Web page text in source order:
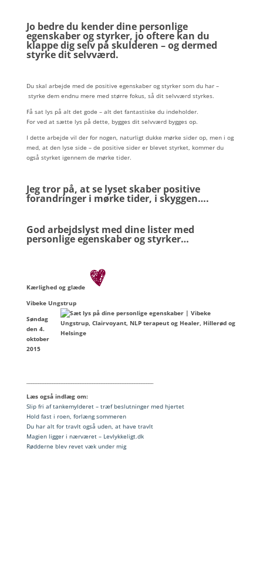
Jo bedre du kender dine personlige
egenskaber og styrker, jo oftere kan du
klappe dig selv på skulderen – og dermed
styrke dit selvværd.
Du skal arbejde med de positive egenskaber og styrker som du har –
styrke dem endnu mere med større fokus, så dit selvværd styrkes.
Få sat lys på alt det gode – alt det fantastiske du indeholder.
For ved at sætte lys på dette, bygges dit selvværd bygges op.
I dette arbejde vil der for nogen, naturligt dukke mørke sider op, men i og
med, at den lyse side – de positive sider er blevet styrket, kommer du
også styrket igennem de mørke tider.
Jeg tror på, at se lyset skaber positive
forandringer i mørke tider, i skyggen….
God arbejdslyst med dine lister med
personlige egenskaber og styrker…
Kærlighed og glæde
Vibeke Ungstrup
Søndag
den 4.
oktober
2015
Læs også indlæg om:
Slip fri af tankemylderet – træf beslutninger med hjertet
Hold fast i roen, forlæng sommeren
Du har alt for travlt også uden, at have travlt
Magien ligger i nærværet – Levlykkeligt.dk
Rødderne blev revet væk under mig